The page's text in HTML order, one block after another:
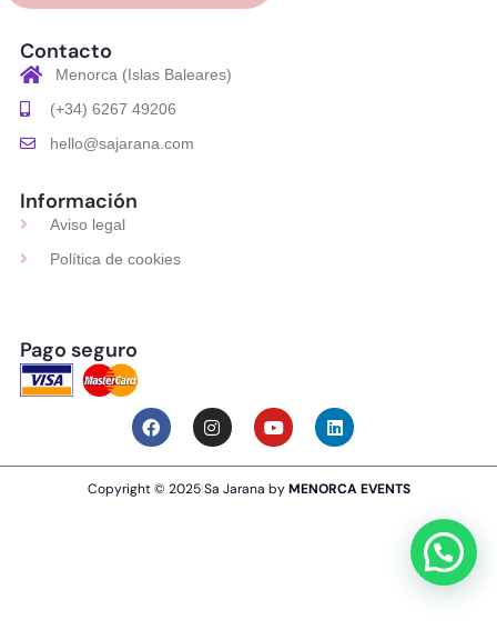
Contacto
Menorca (Islas Baleares)
(+34) 6267 49206
hello@sajarana.com
Información
Aviso legal
Política de cookies
Pago seguro
Copyright © 2025|Sa Jarana byMENORCA EVENTS